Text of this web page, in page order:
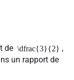
de \dfrac{3}{2} ,
un rapport de